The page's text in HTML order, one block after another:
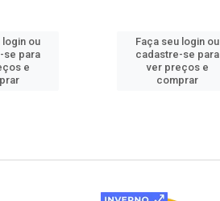
login ou
se para
e
Faça seu login ou
cadastre-se para
ver preços e
comprar